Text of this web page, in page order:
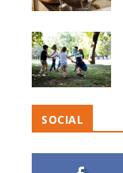
SOCIAL